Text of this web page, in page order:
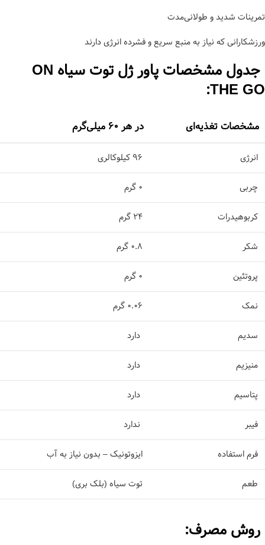
تمرینات شدید و طولانی‌مدت
ورزشکارانی که نیاز به منبع سریع و فشرده انرژی دارند
جدول مشخصات پاور ژل توت سیاه ON
THE GO:
مشخصات تغذیه‌ای در هر 60 میلی‌گرم
انرژی 96 کیلوکالری
چربی 0 گرم
کربوهیدرات 24 گرم
شکر 0.8 گرم
پروتئین 0 گرم
نمک 0.06 گرم
سدیم دارد
منیزیم دارد
پتاسیم دارد
فیبر ندارد
فرم استفاده ایزوتونیک – بدون نیاز به آب
طعم توت سیاه (بلک بری)
روش مصرف: